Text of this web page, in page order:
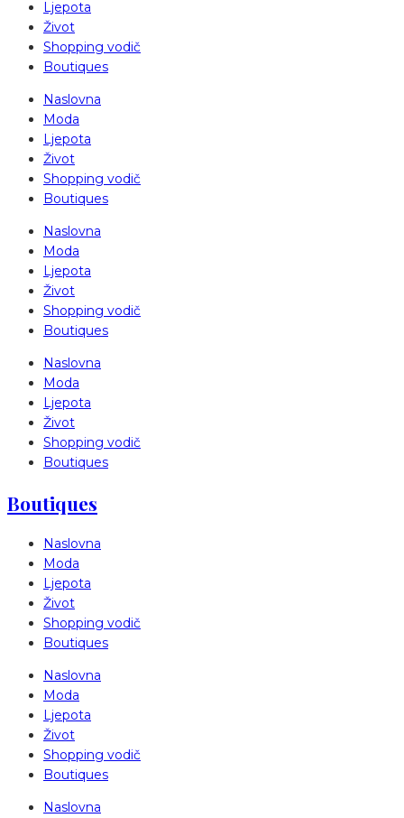
Ljepota
Život
Shopping vodič
Boutiques
Naslovna
Moda
Ljepota
Život
Shopping vodič
Boutiques
Naslovna
Moda
Ljepota
Život
Shopping vodič
Boutiques
Naslovna
Moda
Ljepota
Život
Shopping vodič
Boutiques
Boutiques
Naslovna
Moda
Ljepota
Život
Shopping vodič
Boutiques
Naslovna
Moda
Ljepota
Život
Shopping vodič
Boutiques
Naslovna